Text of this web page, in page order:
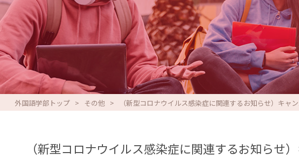
外国語学部トップ その他 （新型コロナウイルス感染症に関連するお知らせ）キャ
（新型コロナウイルス感染症に関連するお知らせ